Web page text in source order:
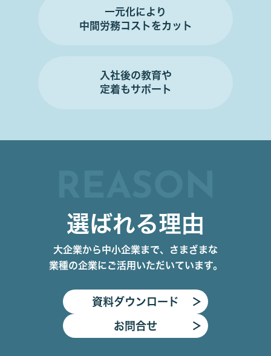
一元化により
中間労務コストをカット
入社後の教育や
定着もサポート
選ばれる理由
大企業から中小企業まで、さまざまな
業種の企業にご活用いただいています。
資料ダウンロード ＞
お問合せ ＞